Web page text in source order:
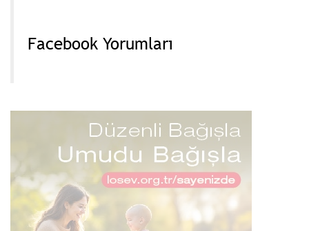
Facebook Yorumları